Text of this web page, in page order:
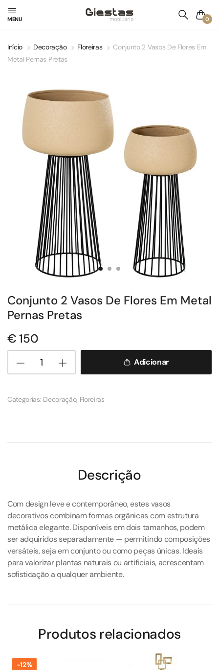
MENU 0
Início Decoração Floreiras
Conjunto 2 Vasos De Flores Em
Metal Pernas Pretas
Conjunto 2 Vasos De Flores Em Metal
Pernas Pretas
€150
Adicionar
Categorias: Decoração, Floreiras
Descrição
Com design leve e contemporâneo, estes vasos
decorativos combinam formas orgânicas com estrutura
metálica elegante. Disponíveis em dois tamanhos, podem
ser adquiridos separadamente — permitindo composições
versáteis, seja em conjunto ou como peças únicas. Ideais
para valorizar plantas naturais ou artificiais, acrescentam
sofisticação a qualquer ambiente.
Produtos relacionados
-12%